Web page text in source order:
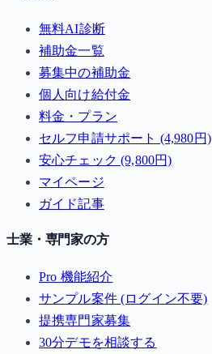
無料AI診断
補助金一覧
募集中の補助金
個人向け給付金
料金・プラン
セルフ申請サポート (4,980円)
安心チェック (9,800円)
マイページ
ガイド記事
士業・専門家の方
Pro 機能紹介
サンプル案件 (ログイン不要)
提携専門家募集
30分デモを相談する